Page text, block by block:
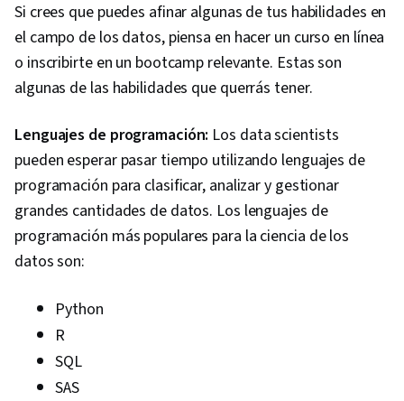
Si crees que puedes afinar algunas de tus habilidades en
el campo de los datos, piensa en hacer un curso en línea
o inscribirte en un bootcamp relevante. Estas son
algunas de las habilidades que querrás tener.
Lenguajes de programación: Los data scientists
pueden esperar pasar tiempo utilizando lenguajes de
programación para clasificar, analizar y gestionar
grandes cantidades de datos. Los lenguajes de
programación más populares para la ciencia de los
datos son:
Python
R
SQL
SAS